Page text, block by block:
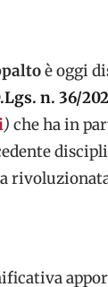
è oggi
n. 36/
) che ha in